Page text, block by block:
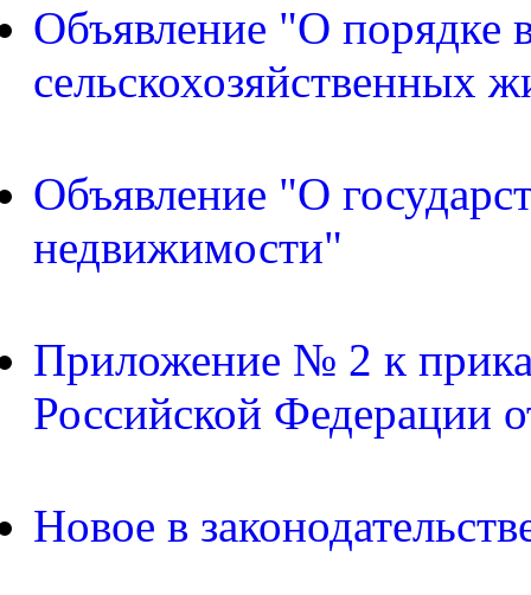
Объявление "О порядке
сельскохозяйственных
Объявление "О
недвижимости"
Приложение № 2 к
Российской Федерации
Новое в